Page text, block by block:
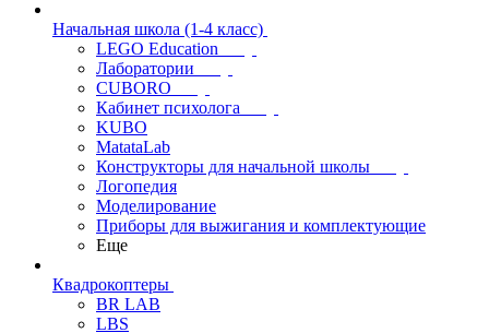
Начальная школа (1-4 класс)
LEGO Education
Лаборатории
CUBORO
Кабинет психолога
KUBO
MatataLab
Конструкторы для начальной школы
Логопедия
Моделирование
Приборы для выжигания и комплектующие
Еще
Квадрокоптеры
BR LAB
LBS